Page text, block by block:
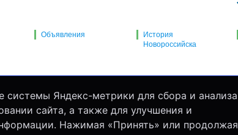
Объявления
История
Новороссийска
Яндекс-метрики для сбора и анализа
сайта, а также для улучшения и
Нажимая «Принять» или продолжая